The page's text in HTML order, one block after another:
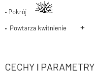
• Pokrój
• Powtarza kwitnienie +
CECHY I PARAMETRY